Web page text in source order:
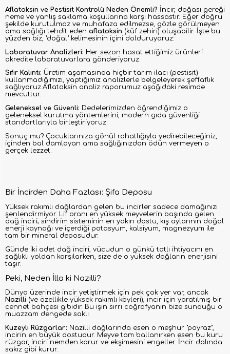
Aflatoksin ve Pestisit Kontrolü Neden Önemli? İncir, doğası gereği
neme ve yanlış saklama koşullarına karşı hassastır. Eğer doğru
şekilde kurutulmaz ve muhafaza edilmezse, gözle görülmeyen
ama sağlığı tehdit eden aflatoksin (küf zehiri) oluşabilir. İşte bu
yüzden biz, "doğal" kelimesinin içini dolduruyoruz:
Laboratuvar Analizleri: Her sezon hasat ettiğimiz ürünleri
akredite laboratuvarlara gönderiyoruz.
Sıfır Kalıntı: Üretim aşamasında hiçbir tarım ilacı (pestisit)
kullanmadığımızı, yaptığımız analizlerle belgeleyerek şeffaflık
sağlıyoruz.Aflatoksin analiz raporumuz aşağıdaki resimde
mevcuttur.
Geleneksel ve Güvenli: Dedelerimizden öğrendiğimiz o
geleneksel kurutma yöntemlerini, modern gıda güvenliği
standartlarıyla birleştiriyoruz.
Sonuç mu? Çocuklarınıza gönül rahatlığıyla yedirebileceğiniz,
içinden bal damlayan ama sağlığınızdan ödün vermeyen o
gerçek lezzet.
Bir İncirden Daha Fazlası: Şifa Deposu
Yüksek rakımlı dağlardan gelen bu incirler sadece damağınızı
şenlendirmiyor. Lif oranı en yüksek meyvelerin başında gelen
dağ inciri; sindirim sisteminin en yakın dostu, kış aylarının doğal
enerji kaynağı ve içerdiği potasyum, kalsiyum, magnezyum ile
tam bir mineral deposudur.
Günde iki adet dağ inciri, vücudun o günkü tatlı ihtiyacını en
sağlıklı yoldan karşılarken, size de o yüksek dağların enerjisini
taşır.
Peki, Neden İlla ki Nazilli?
Dünya üzerinde incir yetiştirmek için pek çok yer var, ancak
Nazilli (ve özellikle yüksek rakımlı köyleri), incir için yaratılmış bir
cennet bahçesi gibidir. Bu işin sırrı coğrafyanın bize sunduğu o
muazzam dengede saklı:
Kuzeyli Rüzgarlar: Nazilli dağlarında esen o meşhur "poyraz",
incirin en büyük dostudur. Meyve tam ballanırken esen bu kuru
rüzgar, inciri nemden korur ve ekşimesini engeller. İncir dalında
sakız gibi kurur.